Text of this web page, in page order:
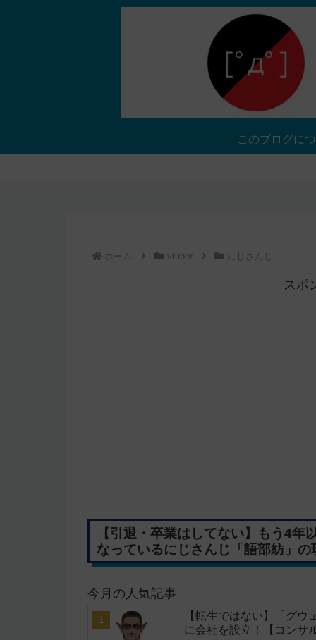
このブログに
ホーム vtuber にじさんじ
スポ
【引退・卒業はしてない】もう4
なっているにじさんじ「語部紡」の
今月の人気記事
【転生ではない】「グ
に会社を設立！【コンサ